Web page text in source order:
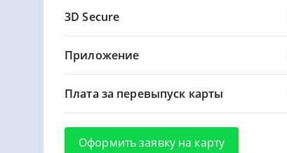
3D Secure
Приложение
Плата за перевыпуск карты
Оформить заявку на карту